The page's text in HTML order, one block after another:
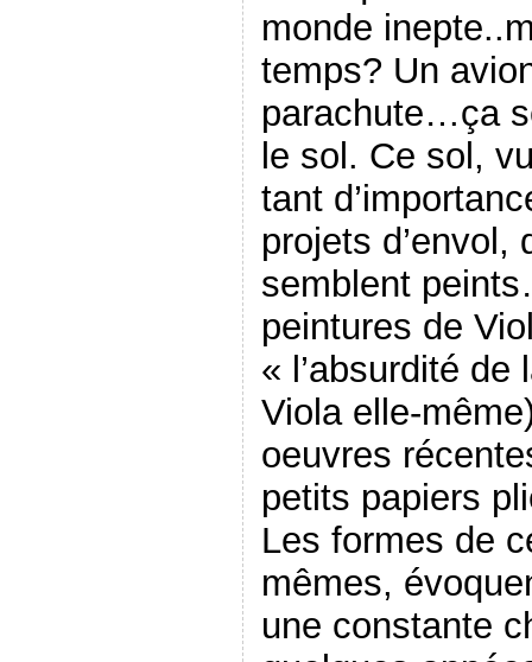
monde
temps? Un
parachute…ça
le sol. Ce sol,
tant
projets d’envol,
semblent
peintures de
« l’absurdité
Viola elle-
oeuvres
petits papiers
Les formes de
mêmes,
une constante